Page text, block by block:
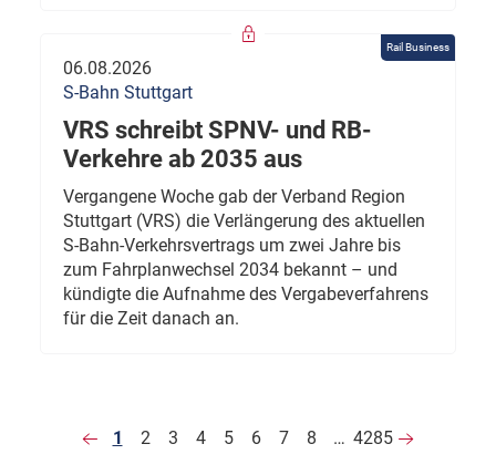
Rail Business
06.08.2026
S-Bahn Stuttgart
VRS schreibt SPNV- und RB-
Verkehre ab 2035 aus
Vergangene Woche gab der Verband Region
Stuttgart (VRS) die Verlängerung des aktuellen
S-Bahn-Verkehrsvertrags um zwei Jahre bis
zum Fahrplanwechsel 2034 bekannt – und
kündigte die Aufnahme des Vergabeverfahrens
für die Zeit danach an.
1 2 3 4 5 6 7 8 … 4285